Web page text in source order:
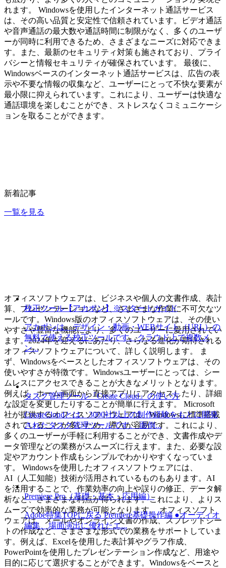
れます。 Windowsを使用したインターネット通話サービス
は、その高い品質と安定性で信頼されています。ビデオ通話
や音声通話の最大数や通話時間に制限がなく、多くのユーザ
ーが同時に利用できるため、さまざまなニーズに対応できま
す。また、最新のセキュリティ対策も施されており、プライ
バシーと情報セキュリティが確保されています。 最後に、
Windowsベースのインターネット通話サービスは、広告の表
示や不要な情報の収集など、ユーザーにとって不快な要素が
最小限に抑えられています。これにより、ユーザーは快適な
通話環境を楽しむことができ、ストレスなくコミュニケーシ
ョンを取ることができます。
オフィスソフトウェアは、ビジネスや個人の文書作成、表計
算、プレゼンテーションなど、さまざまな作業に不可欠なツ
ールです。Windows版のオフィスソフトウェアは、その使い
やすさや豊富な機能により、多くのユーザーに愛用されてい
ます。2024年を迎えるにあたり、さらなる進化が期待される
オフィスソフトウェアについて、詳しく説明します。 ま
ず、Windowsをベースとしたオフィスソフトウェアは、その
使いやすさが特徴です。Windowsユーザーにとっては、シー
ムレスにアクセスできることが大きなメリットとなります。
例えば、ホーム画面から直接アプリにアクセスしたり、詳細
な設定を変更したりすることが簡単に行えます。 Microsoft
社が提供するオフィスソフトウェアは、Windowsに標準搭載
されていることが多いため、導入が容易です。これにより、
多くのユーザーが手軽に利用することができ、文書作成やデ
ータ管理などの業務がスムーズに行えます。また、必要な設
定やアカウント作成もシンプルでわかりやすくなっていま
す。 Windowsを使用したオフィスソフトウェアには、
AI（人工知能）技術が活用されているものもあります。AI
を活用することで、作業効率の向上や誤りの修正、データ解
析など、さまざまな利点が得られます。これにより、よりス
ムーズで効率的な業務が可能となります。 オフィスソフト
ウェアは、メールやオンライン文書の作成、スプレッドシー
トの作成など、さまざまな形式での業務をサポートしていま
す。例えば、Excelを使用した表計算やグラフ作成、
PowerPointを使用したプレゼンテーション作成など、用途や
目的に応じて選択することができます。Windowsをベースと
新着記事
一覧を見る
校正ツール【アカポン】※スタートガイド
アカポンは、デザイン・動画・WEBサイト（URL）の
無料で使える校正ツールです。クラウド上で複数メ
ン...
タスク管理ツール『Create Cloud』の使い方
CreateCloudとは、3000社以上の制作経験をもとに開発
されたタスク管理ツールです。 面倒...
Premiere Pro（基礎・基本・応用編）
Adobe特集TOPに戻る Premiere基礎操作編 ●オーディオ
編集、場面演出に優れたエ...